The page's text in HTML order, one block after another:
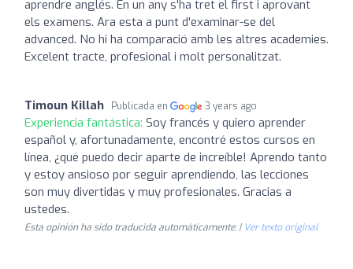
aprendre anglés. En un any s'ha tret el first i aprovant
els examens. Ara esta a punt d'examinar-se del
advanced. No hi ha comparació amb les altres academies.
Excelent tracte, profesional i molt personalitzat.
Timoun Killah Publicada en 3 years ago
Experiencia fantástica: Soy francés y quiero aprender
español y, afortunadamente, encontré estos cursos en
línea, ¿qué puedo decir aparte de increíble! Aprendo tanto
y estoy ansioso por seguir aprendiendo, las lecciones
son muy divertidas y muy profesionales. Gracias a
ustedes.
Esta opinión ha sido traducida automáticamente. | Ver texto original